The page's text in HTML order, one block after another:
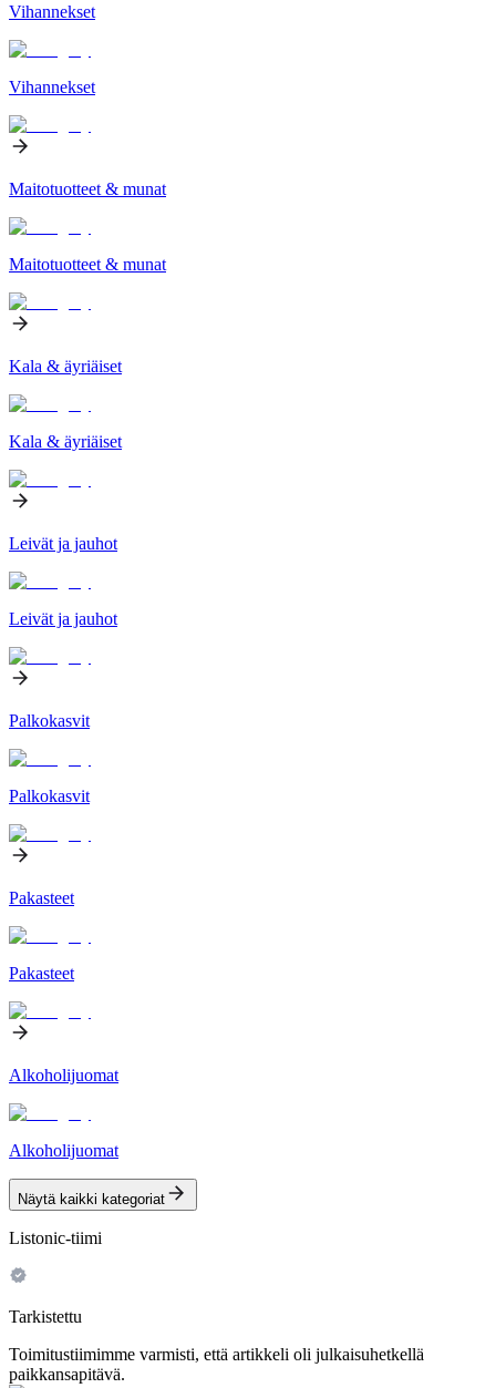
Vihannekset
Vihannekset
Maitotuotteet & munat
Maitotuotteet & munat
Kala & äyriäiset
Kala & äyriäiset
Leivät ja jauhot
Leivät ja jauhot
Palkokasvit
Palkokasvit
Pakasteet
Pakasteet
Alkoholijuomat
Alkoholijuomat
Näytä kaikki kategoriat
Listonic-tiimi
Tarkistettu
Toimitustiimimme varmisti, että artikkeli oli julkaisuhetkellä
paikkansapitävä.